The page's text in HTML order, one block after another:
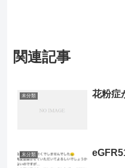
関連記事
未分類 花粉症
未分類